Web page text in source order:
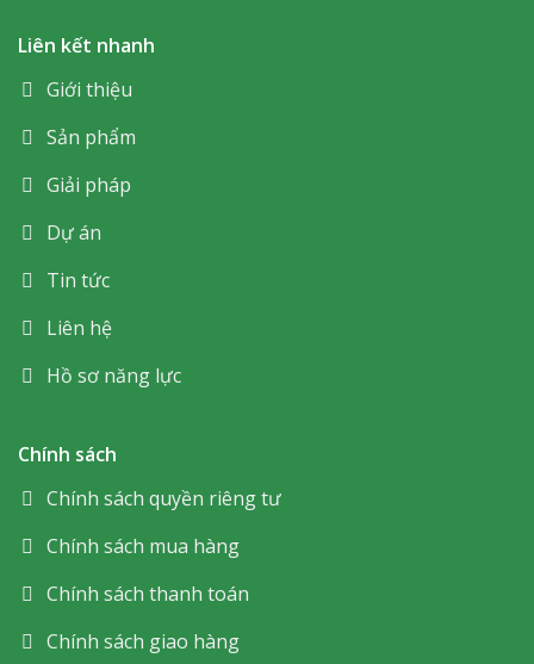
Liên kết nhanh
Giới thiệu
Sản phẩm
Giải pháp
Dự án
Tin tức
Liên hệ
Hồ sơ năng lực
Chính sách
Chính sách quyền riêng tư
Chính sách mua hàng
Chính sách thanh toán
Chính sách giao hàng